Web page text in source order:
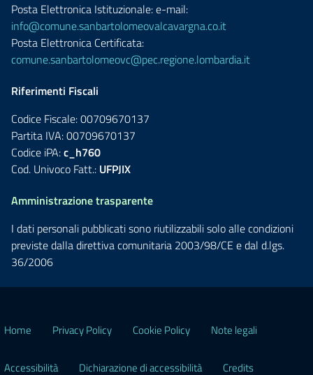
Posta Elettronica Istituzionale: e-mail:
info@comune.sanbartolomeovalcavargna.co.it
Posta Elettronica Certificata:
comune.sanbartolomeovc@pec.regione.lombardia.it
Riferimenti Fiscali
Codice Fiscale: 00709670137
Partita IVA: 00709670137
Codice iPA:c_h760
Cod. Univoco Fatt.: UFPJIX
Amministrazione trasparente
I dati personali pubblicati sono riutilizzabili solo alle condizioni
previste dalla direttiva comunitaria 2003/98/CE e dal d.lgs.
36/2006
Home Privacy Policy Cookie Policy Note legali
Accessibilità Dichiarazione di accessibilità Credits